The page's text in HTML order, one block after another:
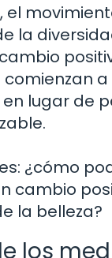
el
la
lugar de
¿cómo
cambio
la belleza?
los